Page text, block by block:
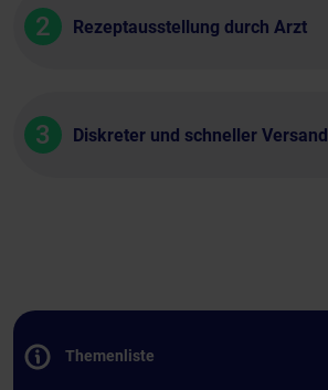
2 Rezeptausstellung durch Arzt
3 Diskreter und schneller Versand
Themenliste